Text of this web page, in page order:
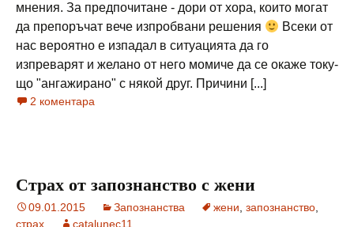
мнения. За предпочитане - дори от хора, които могат
да препоръчат вече изпробвани решения
Всеки от
нас вероятно е изпадал в ситуацията да го
изпреварят и желано от него момиче да се окаже току-
що "ангажирано" с някой друг. Причини [...]
2 коментара
Страх от запознанство с жени
09.01.2015 Запознанства жени запознанство
страх
catalunec11